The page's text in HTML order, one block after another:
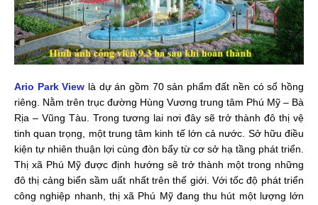
Ario Park View là dự án gồm 70 sản phẩm đất nền có sổ hồng
riêng. Nằm trên trục đường Hùng Vương trung tâm Phú Mỹ – Bà
Rịa – Vũng Tàu. Trong tương lai nơi đây sẽ trở thành đô thị vệ
tinh quan trọng, một trung tâm kinh tế lớn cả nước. Sở hữu điều
kiện tự nhiên thuận lợi cùng đòn bẩy từ cơ sở hạ tầng phát triển.
Thị xã Phú Mỹ được định hướng sẽ trở thành một trong những
đô thị cảng biển sầm uất nhất trên thế giới. Với tốc độ phát triển
công nghiệp nhanh, thị xã Phú Mỹ đang thu hút một lượng lớn